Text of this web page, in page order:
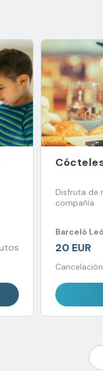
Disfruta de
compañía
Barceló
20 EUR